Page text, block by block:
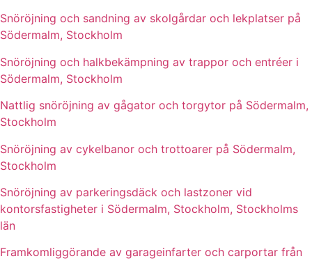
Snöröjning och sandning av skolgårdar och lekplatser på
Södermalm, Stockholm
Snöröjning och halkbekämpning av trappor och entréer i
Södermalm, Stockholm
Nattlig snöröjning av gågator och torgytor på Södermalm,
Stockholm
Snöröjning av cykelbanor och trottoarer på Södermalm,
Stockholm
Snöröjning av parkeringsdäck och lastzoner vid
kontorsfastigheter i Södermalm, Stockholm, Stockholms
län
Framkomliggörande av garageinfarter och carportar från